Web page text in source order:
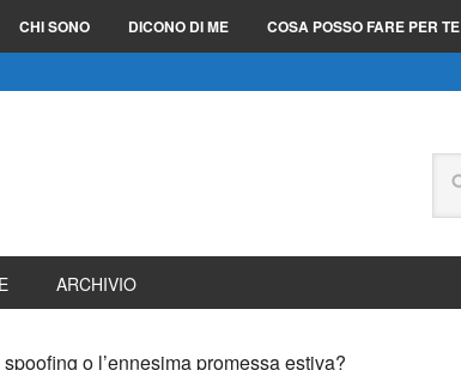
CHI SONO DICONO DI ME COSA POSSO FARE PER TE
ARCHIVIO
o l’ennesima promessa estiva?